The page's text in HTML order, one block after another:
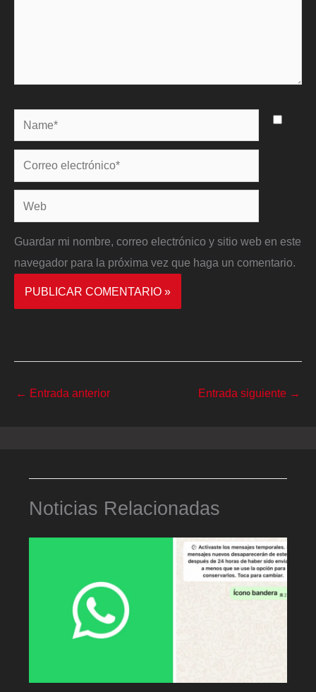
Name*
Correo
electrónico*
Web
Guardar mi nombre, correo electrónico y sitio web en este
navegador para la próxima vez que haga un comentario.
← Entrada anterior Entrada siguiente →
Noticias Relacionadas